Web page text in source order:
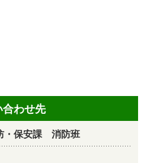
合わせ先
保安課 消防班